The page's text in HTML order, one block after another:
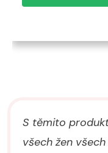
S těmito
všech žen